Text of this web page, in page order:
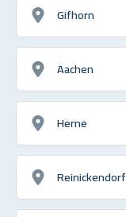
Gifhorn
Aachen
Herne
Reinickendorf